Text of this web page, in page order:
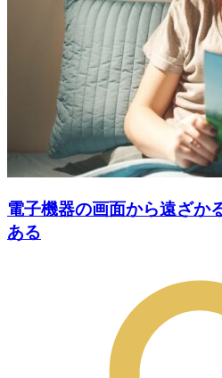
電子機器の画面から遠ざか
ある